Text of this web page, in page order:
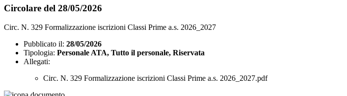
Circolare del 28/05/2026
Circ. N. 329 Formalizzazione iscrizioni Classi Prime a.s. 2026_2027
Pubblicato il: 28/05/2026
Tipologia: Personale ATA, Tutto il personale, Riservata
Allegati:
Circ. N. 329 Formalizzazione iscrizioni Classi Prime a.s. 2026_2027.pdf